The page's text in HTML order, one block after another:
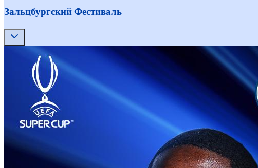
Зальцбургский Фестиваль